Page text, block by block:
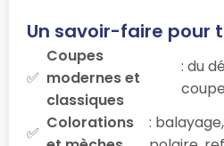
Un savoir-faire pour
Coupes
modernes et
classiques
: du
Colorations
: